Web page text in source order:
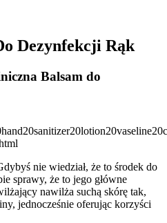
Dezynfekcji Rąk
Balsam do
nie wiedział, że to środek do
sprawy, że to jego główne
nawilża suchą skórę tak,
jednocześnie oferując korzyści